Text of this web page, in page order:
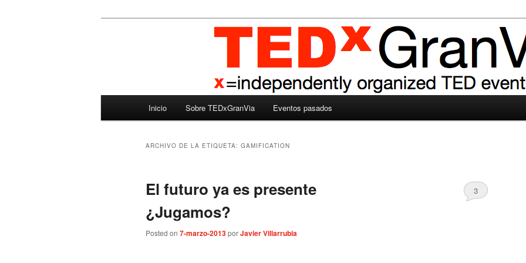
TEDxGranVia
Madrid – España – Spain
Inicio Sobre TEDxGranVia Eventos pasados
ARCHIVO DE LA ETIQUETA: GAMIFICATION
El futuro ya es presente
¿Jugamos?
Posted on 7-marzo-2013porJavier Villarrubia
3